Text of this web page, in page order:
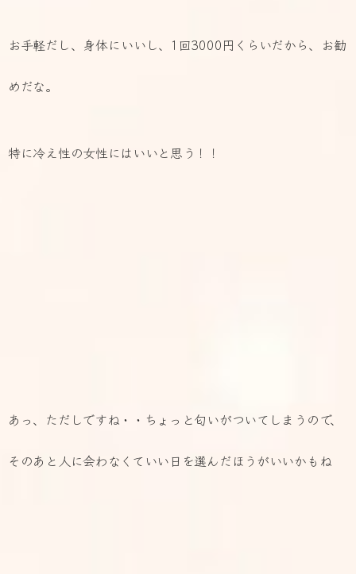
お手軽だし、身体にいいし、1回3000円くらいだから、お勧
めだな。
特に冷え性の女性にはいいと思う！！
あっ、ただしですね・・ちょっと匂いがついてしまうので、
そのあと人に会わなくていい日を選んだほうがいいかもね